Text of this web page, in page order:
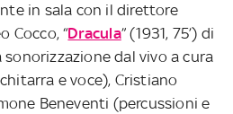
in sala con il direttore
Cocco, “Dracula” (1931, 75’) di
dal vivo a cura
e voce), Cristiano
Beneventi (percussioni e